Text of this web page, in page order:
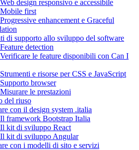
design responsivo e accessibile
first
enhancement e Graceful
di supporto allo sviluppo del software
detection
le feature disponibili con Can I
e risorse per CSS e JavaScript
browser
le prestazioni
del riuso
con il design system .italia
framework Bootstrap Italia
kit di sviluppo React
kit di sviluppo Angular
con i modelli di sito e servizi